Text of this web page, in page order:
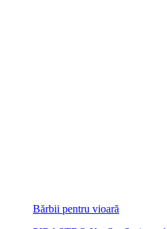
Bărbii pentru vioară